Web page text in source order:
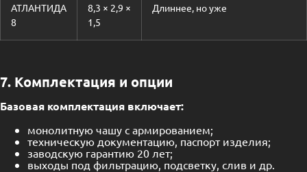
АТЛАНТИДА
8
8,3 × 2,9 ×
1,5
Длиннее, но уже
7. Комплектация и опции
Базовая комплектация включает:
монолитную чашу с армированием;
техническую документацию, паспорт изделия;
заводскую гарантию 20 лет;
выходы под фильтрацию, подсветку, слив и др.